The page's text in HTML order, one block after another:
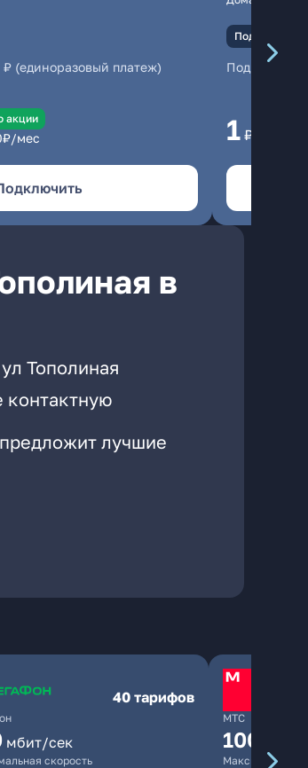
(единоразовый платеж)
акции
₽/мес
Подключение
1 ₽/мес
в
Тополиная
контактную
лучшие
40 тарифов
мбит/сек
скорость
МТС
1000
Максимальная